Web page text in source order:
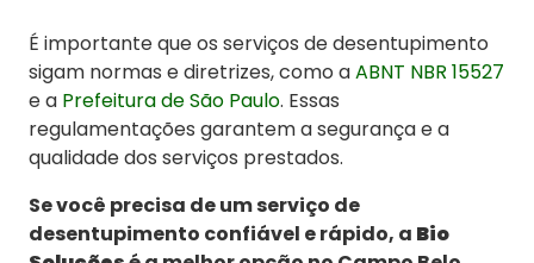
É importante que os serviços de desentupimento
sigam normas e diretrizes, como aABNT NBR 15527
e a Prefeitura de São Paulo. Essas
regulamentações garantem a segurança e a
qualidade dos serviços prestados.
Se você precisa de um serviço de
desentupimento confiável e rápido, a Bio